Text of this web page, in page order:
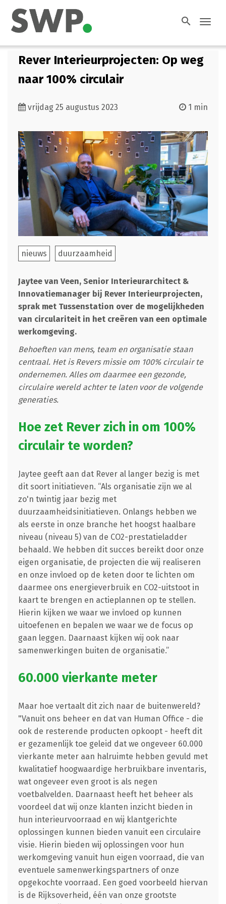
search
Rever Interieurprojecten: Op weg
naar 100% circulair
vrijdag 25 augustus 2023 1 min
nieuws duurzaamheid
Jaytee van Veen, Senior Interieurarchitect &
Innovatiemanager bij Rever Interieurprojecten,
sprak met Tussenstation over de mogelijkheden
van circulariteit in het creëren van een optimale
werkomgeving.
Behoeften van mens, team en organisatie staan
centraal. Het is Revers missie om 100% circulair te
ondernemen. Alles om daarmee een gezonde,
circulaire wereld achter te laten voor de volgende
generaties.
Hoe zet Rever zich in om 100%
circulair te worden?
Jaytee geeft aan dat Rever al langer bezig is met
dit soort initiatieven. “Als organisatie zijn we al
zo'n twintig jaar bezig met
duurzaamheidsinitiatieven. Onlangs hebben we
als eerste in onze branche het hoogst haalbare
niveau (niveau 5) van de CO2-prestatieladder
behaald. We hebben dit succes bereikt door onze
eigen organisatie, de projecten die wij realiseren
en onze invloed op de keten door te lichten om
daarmee ons energieverbruik en CO2-uitstoot in
kaart te brengen en actieplannen op te stellen.
Hierin kijken we waar we invloed op kunnen
uitoefenen en bepalen we waar we de focus op
gaan leggen. Daarnaast kijken wij ook naar
samenwerkingen buiten de organisatie.”
60.000 vierkante meter
Maar hoe vertaalt dit zich naar de buitenwereld?
"Vanuit ons beheer en dat van Human Office - die
ook de resterende producten opkoopt - heeft dit
er gezamenlijk toe geleid dat we ongeveer 60.000
vierkante meter aan halruimte hebben gevuld met
kwalitatief hoogwaardige herbruikbare inventaris,
wat ongeveer even groot is als negen
voetbalvelden. Daarnaast heeft het beheer als
voordeel dat wij onze klanten inzicht bieden in
hun interieurvoorraad en wij klantgerichte
oplossingen kunnen bieden vanuit een circulaire
visie. Hierin bieden wij oplossingen voor hun
werkomgeving vanuit hun eigen voorraad, die van
eventuele samenwerkingspartners of onze
opgekochte voorraad. Een goed voorbeeld hiervan
is de Rijksoverheid, één van onze grootste